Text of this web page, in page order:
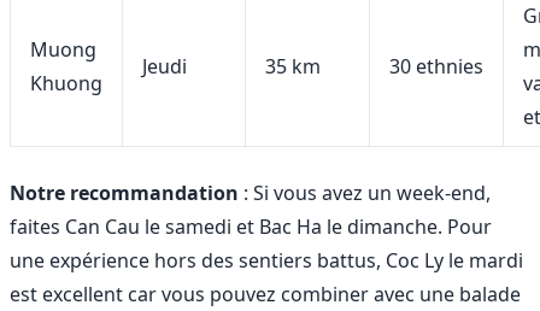
Muong
Khuong
Jeudi 35 km 30 ethnies
Notre recommandation : Si vous avez un week-end,
faites Can Cau le samedi et Bac Ha le dimanche. Pour
une expérience hors des sentiers battus, Coc Ly le mardi
est excellent car vous pouvez combiner avec une balade